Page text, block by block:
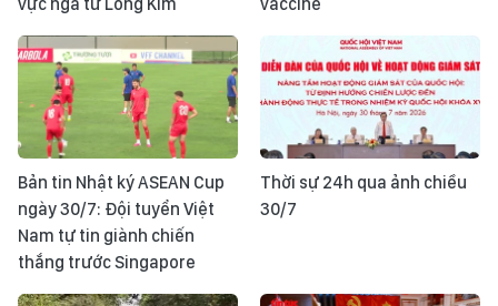
Bản tin Nhật ký ASEAN Cup
ngày 30/7: Đội tuyển Việt
Nam tự tin giành chiến
thắng trước Singapore
Thời sự 24h qua ảnh chiều
30/7